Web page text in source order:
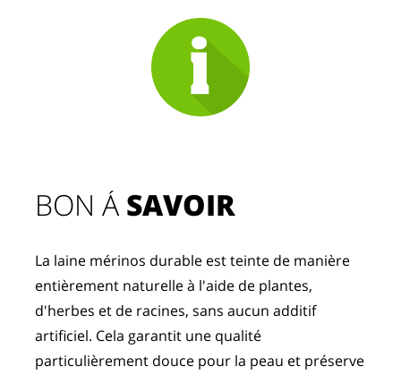
BON Á SAVOIR
La laine mérinos durable est teinte de manière
entièrement naturelle à l'aide de plantes,
d'herbes et de racines, sans aucun additif
artificiel. Cela garantit une qualité
particulièrement douce pour la peau et préserve